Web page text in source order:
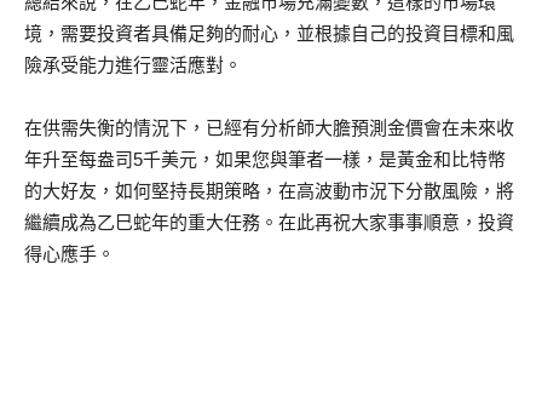
境，需要投資者具備足夠的耐心，並根據自己的投資目標和風
險承受能力進行靈活應對。
在供需失衡的情況下，已經有分析師大膽預測金價會在未來收
年升至每盎司5千美元，如果您與筆者一樣，是黃金和比特幣
的大好友，如何堅持長期策略，在高波動市況下分散風險，將
繼續成為乙巳蛇年的重大任務。在此再祝大家事事順意，投資
得心應手。